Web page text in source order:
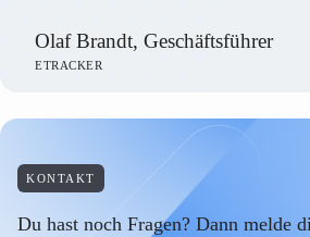
Olaf Brandt, Geschäftsführer
ETRACKER
KONTAKT
Du hast noch Fragen? Dann melde